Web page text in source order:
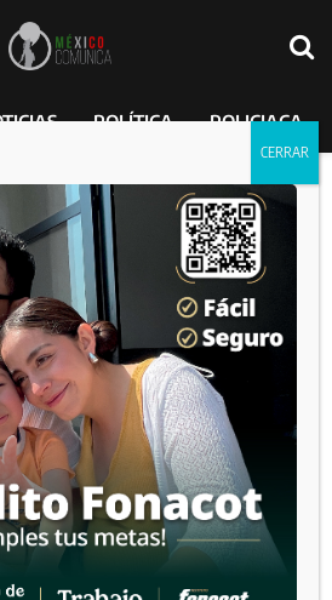
POLÍTICA POLICIACA
Marina del Pilar
responsable con
12-27